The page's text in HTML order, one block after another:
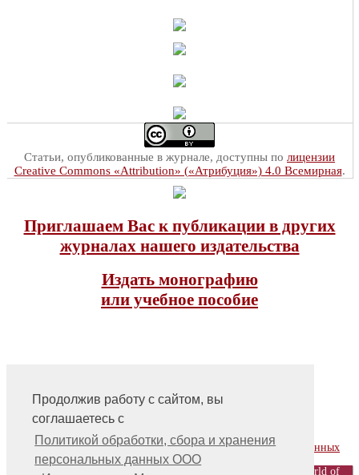
Продолжив работу с сайтом, вы
соглашаетесь с
Политикой обработки, сбора и хранения
персональных данных ООО
Статьи, опубликованные в журнале, доступны по лицензии
Creative Commons «Attribution» («Атрибуция») 4.0 Всемирная.
Приглашаем Вас к публикации в других
журналах нашего издательства
Издать монографию
или учебное пособие
На главную
Контакты, учредитель, редакция
Политика обработки, сбора и хранения персональных данных
© ООО «Издательство «Мир науки» \ «Publishing company «World of